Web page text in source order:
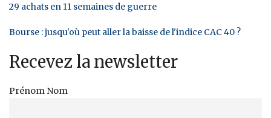
29 achats en 11 semaines de guerre
Bourse : jusqu'où peut aller la baisse de l'indice CAC 40 ?
Recevez la newsletter
Prénom Nom